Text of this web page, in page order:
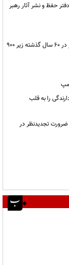
حفظ و نشر آثار رهبر
سقوط تاریخی نرخ تولد در ایران؛ شمار نوزادان برای نخستین بار در ۶۰ سال گذشته زیر ۹۰۰
را به قلب
تجدیدنظر در